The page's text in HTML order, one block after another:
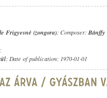
Frigyesné (zongora); Composer: Bánffy
;
; Date of publication: 1970-01-01